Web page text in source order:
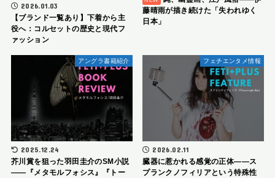
2026.01.03
【ブランド一覧あり】下着から主
役へ：コルセットの歴史と現代フ
ァッション
藤晴雨が描き続けた「失われゆく
日本」
アングラ書籍紹介
2025.12.24
芥川賞を狙った羽田圭介のSM小説
――『メタモルフォシス』『トー
フェチエンタメ情報
2026.02.11
臓器に惹かれる感覚の正体――ス
プランクノフィリアという特殊性